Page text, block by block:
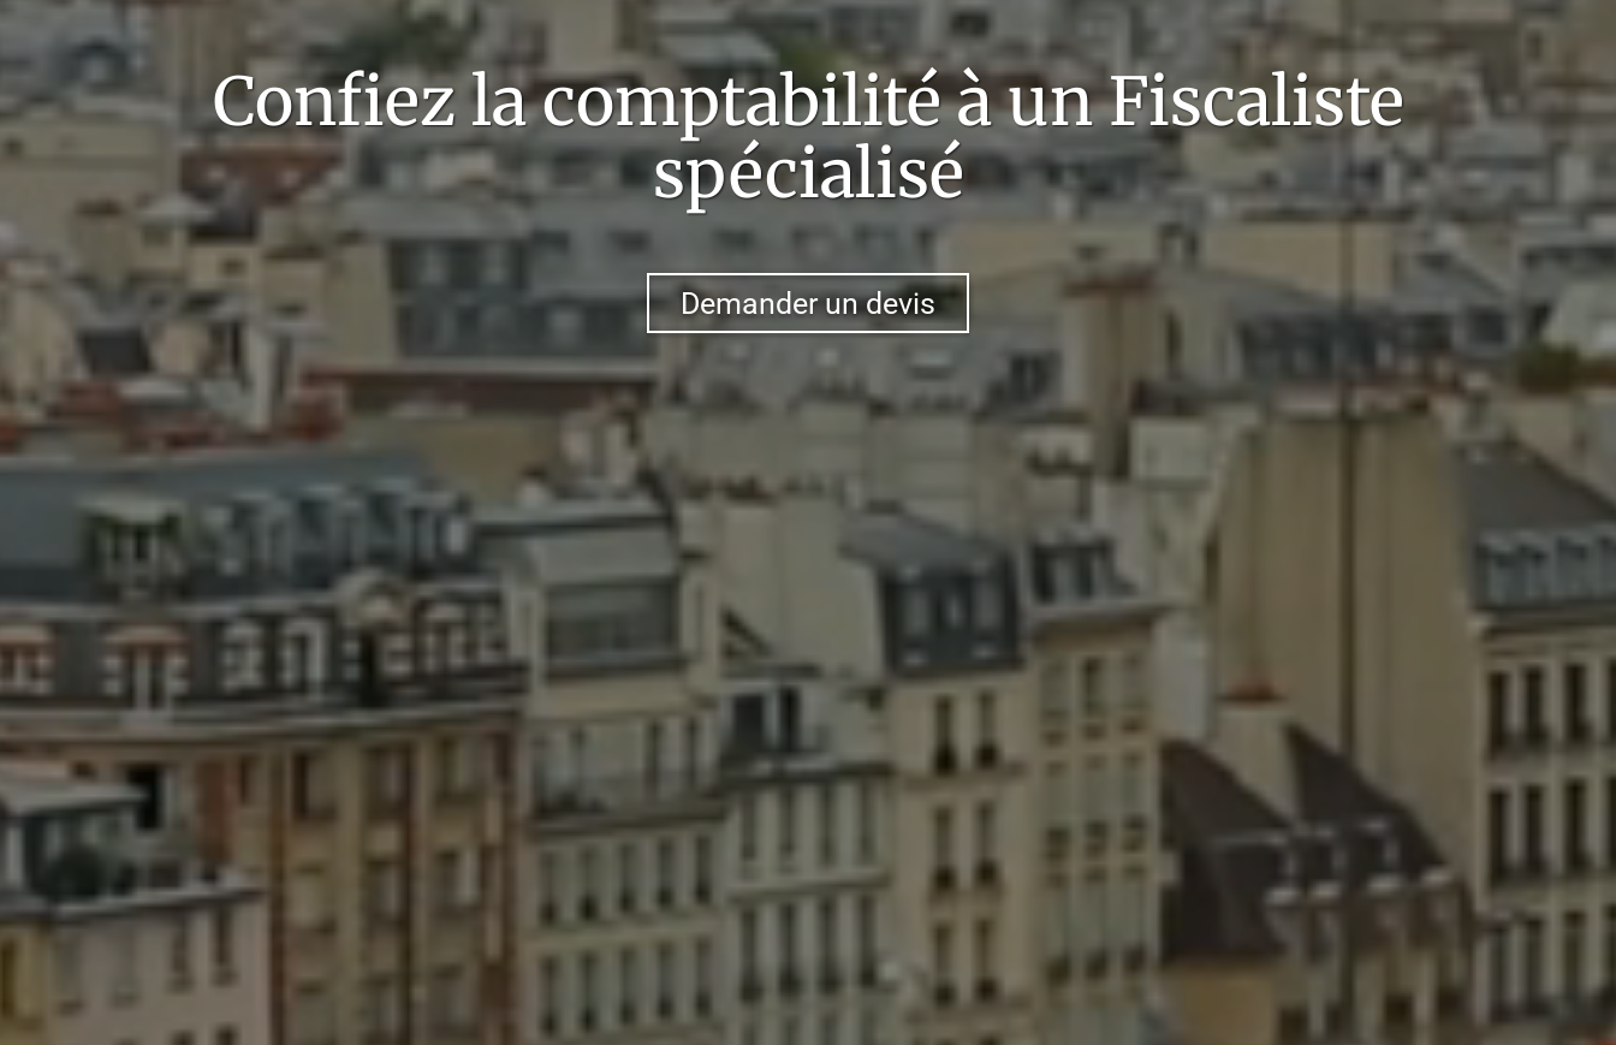
Confiezla comptabilitéà unFiscaliste
spécialisé
Demander un devis